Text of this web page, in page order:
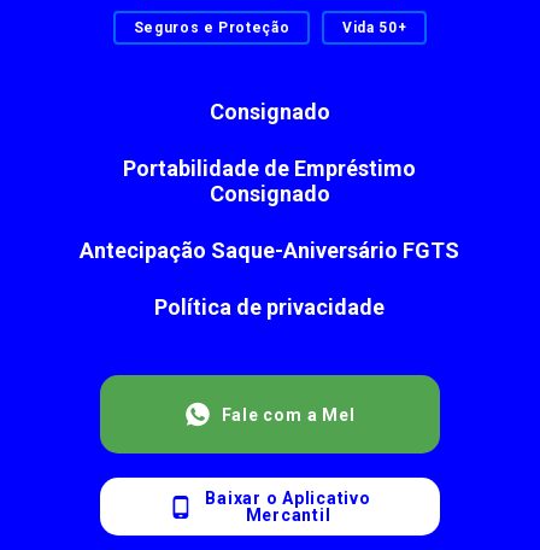
Consignado
Portabilidade de Empréstimo
Consignado
Antecipação Saque-Aniversário FGTS
Política de privacidade
Fale com a Mel
Baixar o Aplicativo
Mercantil
Seguros e Proteção Vida 50+